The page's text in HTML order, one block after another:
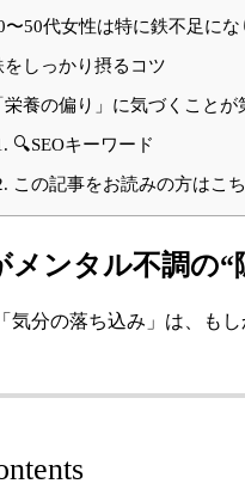
〜50代女性は特に鉄不足にな
をしっかり摂るコツ
栄養の偏り」に気づくことが
🔍SEOキーワード
この記事をお読みの方はこ
メンタル不調の
気分の落ち込み」は、も